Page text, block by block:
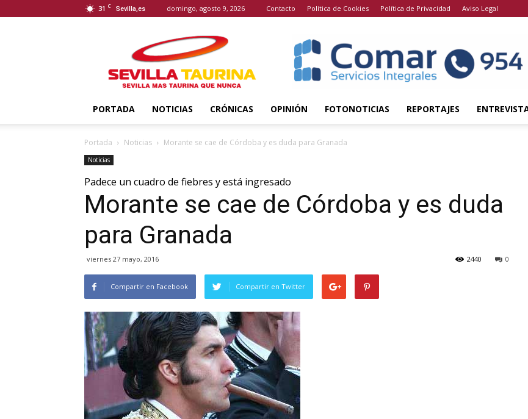
31 C Sevilla,es domingo, agosto 9, 2026 Contacto Política de Cookies Política de Privacidad Aviso Legal
Taurina
PORTADA NOTICIAS CRÓNICAS OPINIÓN FOTONOTICIAS REPORTAJES
Portada Noticias Morante se cae de Córdoba y es duda para Granada
Noticias
Padece un cuadro de fiebres y está ingresado
Morante se cae de Córdoba y es duda
para Granada
viernes 27 mayo, 2016 0
2440
Compartir en Facebook Compartir en Twitter